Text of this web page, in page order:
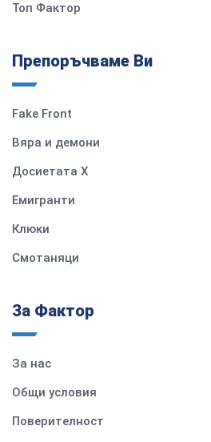
Топ Фактор
Препоръчваме Ви
Fake Front
Вяра и демони
Досиетата Х
Емигранти
Клюки
Смотаняци
За Фактор
За нас
Общи условия
Поверителност